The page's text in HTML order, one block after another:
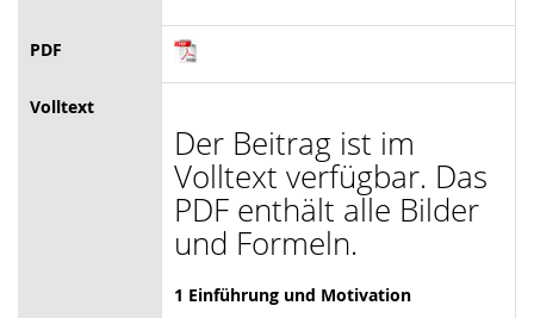
PDF
Volltext
Der Beitrag ist im
Volltext verfügbar. Das
PDF enthält alle Bilder
und Formeln.
1 Einführung und Motivation